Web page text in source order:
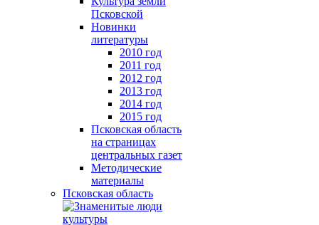
Псковской
Новинки
литературы
2010 год
2011 год
2012 год
2013 год
2014 год
2015 год
Псковская область
на страницах
центральных газет
Методические
материалы
Псковская область